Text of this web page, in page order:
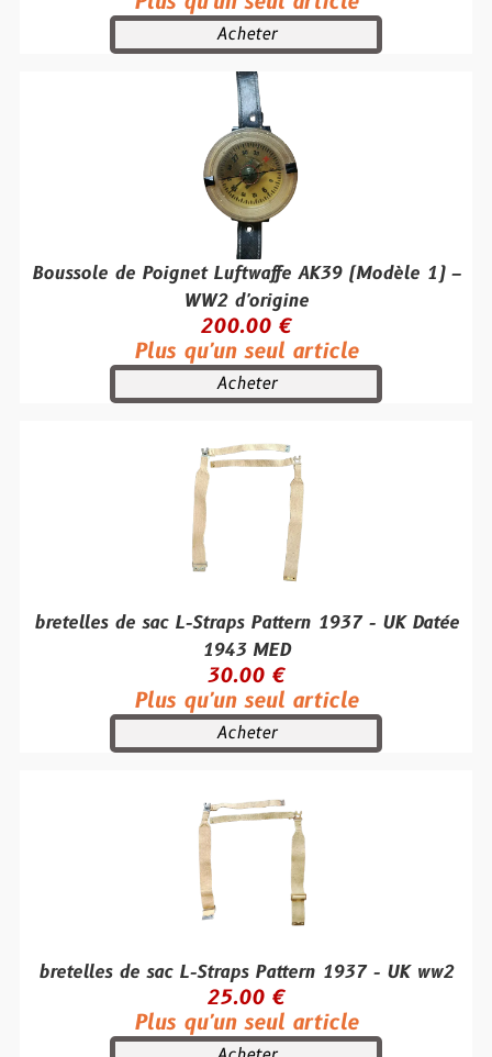
Acheter
Boussole de Poignet Luftwaffe AK39 (Modèle 1) –
WW2 d'origine
200.00 €
Plus qu'un seul article
Acheter
bretelles de sac L-Straps Pattern 1937 - UK Datée
1943 MED
30.00 €
Plus qu'un seul article
Acheter
bretelles de sac L-Straps Pattern 1937 - UK ww2
25.00 €
Plus qu'un seul article